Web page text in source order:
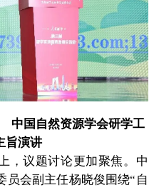
学会研学工
旨演讲
，议题讨论更加聚焦。中
员会副主任杨晓俊围绕“自